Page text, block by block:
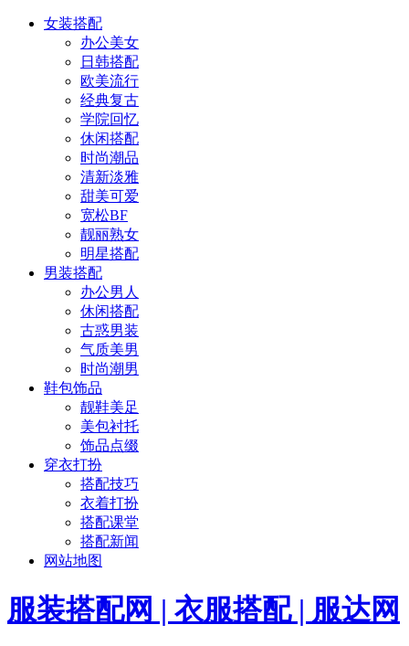
女装搭配
办公美女
日韩搭配
欧美流行
经典复古
学院回忆
休闲搭配
时尚潮品
清新淡雅
甜美可爱
宽松BF
靓丽熟女
明星搭配
男装搭配
办公男人
休闲搭配
古惑男装
气质美男
时尚潮男
鞋包饰品
靓鞋美足
美包衬托
饰品点缀
穿衣打扮
搭配技巧
衣着打扮
搭配课堂
搭配新闻
网站地图
服装搭配网 | 衣服搭配 | 服达网